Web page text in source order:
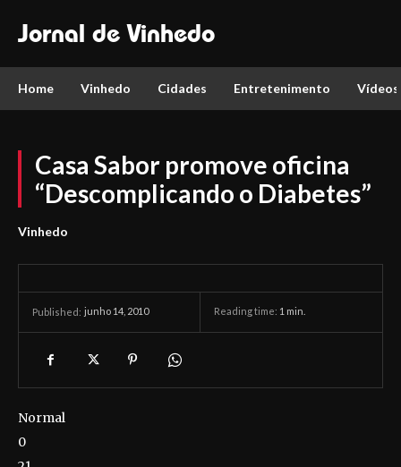
Jornal de Vinhedo
Home Vinhedo Cidades Entretenimento Vídeos
Casa Sabor promove oficina
“Descomplicando o Diabetes”
Vinhedo
Published: junho 14, 2010 Reading time: 1 min.
Normal
0